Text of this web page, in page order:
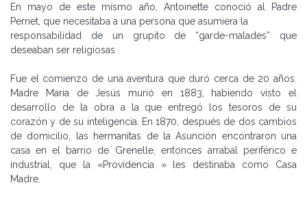
En mayo de este mismo año, Antoinette conoció al Padre
Pernet, que necesitaba a una persona que asumiera la
responsabilidad de un grupito de “garde-malades” que
deseaban ser religiosas
Fue el comienzo de una aventura que duró cerca de 20 años.
Madre Maria de Jesús murió en 1883, habiendo visto el
desarrollo de la obra a la que entregó los tesoros de su
corazón y de su inteligencia. En 1870, después de dos cambios
de domicilio, las hermanitas de la Asunción encontraron una
casa en el barrio de Grenelle, entonces arrabal periférico e
industrial, que la «Providencia » les destinaba como Casa
Madre.